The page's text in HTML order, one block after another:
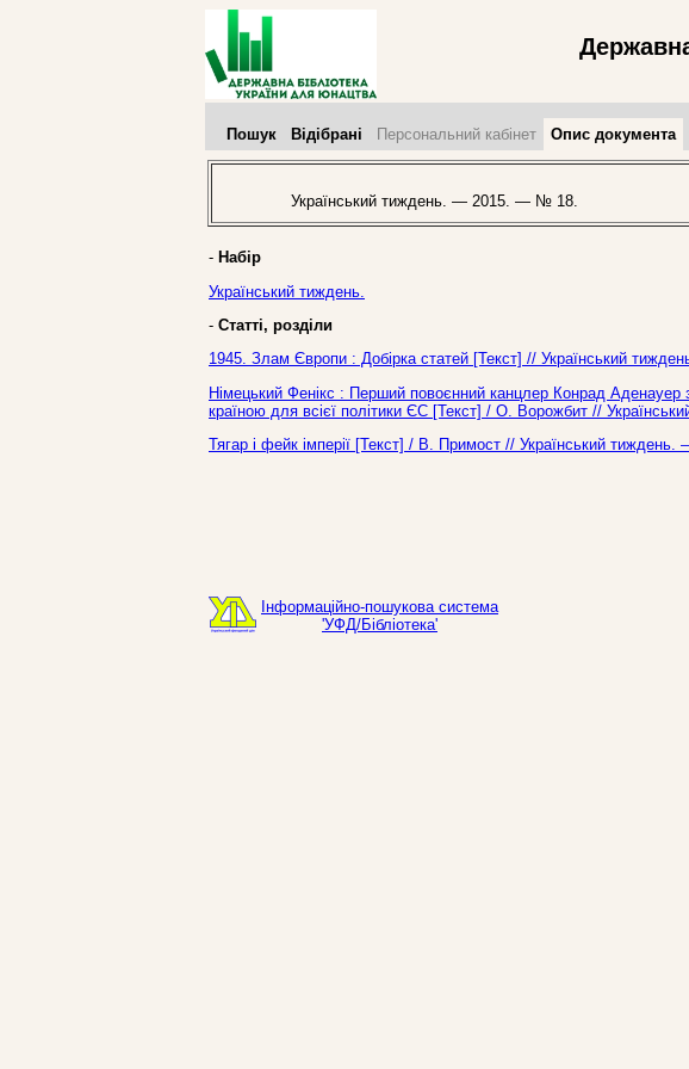
Пошук Відібрані Персональний кабінет Опис документа
Український тиждень. — 2015. — № 18.
- Набір
Український тиждень.
- Статті, розділи
1945. Злам Європи : Добірка статей [Текст] // Український
Німецький Фенікс : Перший повоєнний канцлер Конрад Аденауер
країною для всієї політики ЄС [Текст] / О. Ворожбит //
Тягар і фейк імперії [Текст] / В. Примост // Український
Інформаційно-пошукова система
'УФД/Бібліотека'